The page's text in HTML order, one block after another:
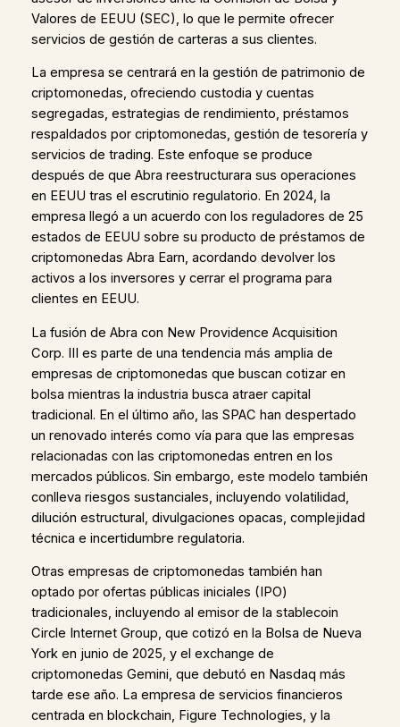
Valores de EEUU (SEC), lo que le permite ofrecer
servicios de gestión de carteras a sus clientes.
La empresa se centrará en la gestión de patrimonio de
criptomonedas, ofreciendo custodia y cuentas
segregadas, estrategias de rendimiento, préstamos
respaldados por criptomonedas, gestión de tesorería y
servicios de trading. Este enfoque se produce
después de que Abra reestructurara sus operaciones
en EEUU tras el escrutinio regulatorio. En 2024, la
empresa llegó a un acuerdo con los reguladores de 25
estados de EEUU sobre su producto de préstamos de
criptomonedas Abra Earn, acordando devolver los
activos a los inversores y cerrar el programa para
clientes en EEUU.
La fusión de Abra con New Providence Acquisition
Corp. III es parte de una tendencia más amplia de
empresas de criptomonedas que buscan cotizar en
bolsa mientras la industria busca atraer capital
tradicional. En el último año, las SPAC han despertado
un renovado interés como vía para que las empresas
relacionadas con las criptomonedas entren en los
mercados públicos. Sin embargo, este modelo también
conlleva riesgos sustanciales, incluyendo volatilidad,
dilución estructural, divulgaciones opacas, complejidad
técnica e incertidumbre regulatoria.
Otras empresas de criptomonedas también han
optado por ofertas públicas iniciales (IPO)
tradicionales, incluyendo al emisor de la stablecoin
Circle Internet Group, que cotizó en la Bolsa de Nueva
York en junio de 2025, y el exchange de
criptomonedas Gemini, que debutó en Nasdaq más
tarde ese año. La empresa de servicios financieros
centrada en blockchain, Figure Technologies, y la